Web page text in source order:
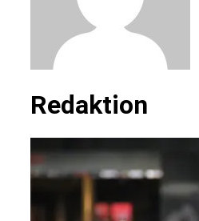
Redaktion